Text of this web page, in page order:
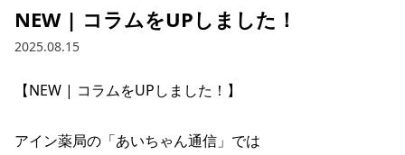
NEW | コラムをUPしました！
2025.08.15
【NEW | コラムをUPしました！】
アイン薬局の「あいちゃん通信」では